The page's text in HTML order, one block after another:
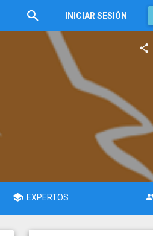
INICIAR SESIÓN
EXPERTOS